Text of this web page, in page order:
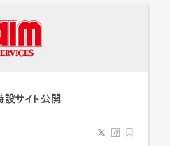
サイト公開